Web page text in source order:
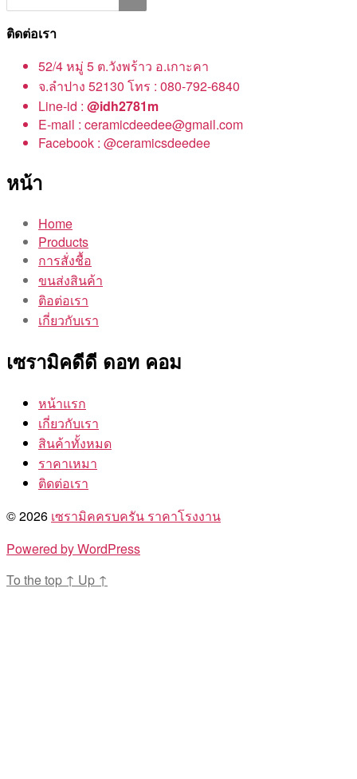
ติดต่อเรา
52/4 หมู่ 5 ต.วังพร้าว อ.เกาะคา
จ.ลำปาง 52130 โทร : 080-792-6840
Line-id : @idh2781m
E-mail : ceramicdeedee@gmail.com
Facebook : @ceramicsdeedee
หน้า
Home
Products
การสั่งชื้อ
ขนส่งสินค้า
ติอต่อเรา
เกี่ยวกับเรา
เซรามิคดีดี ดอท คอม
หน้าแรก
เกี่ยวกับเรา
สินค้าทั้งหมด
ราคาเหมา
ติดต่อเรา
© 2026 เซรามิคครบครัน ราคาโรงงาน
Powered by WordPress
To the top ↑ Up ↑